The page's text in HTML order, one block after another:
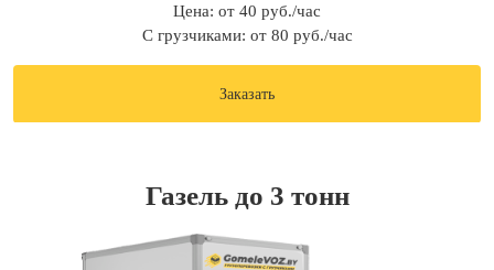
Цена: от 40 руб./час
С грузчиками: от 80 руб./час
Заказать
Газель до 3 тонн